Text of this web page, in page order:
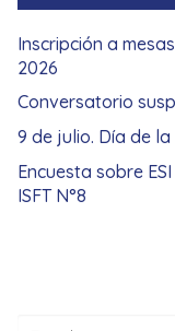
Inscripción a
2026
Conversatorio
9 de julio. Día de
Encuesta sobre
ISFT N°8